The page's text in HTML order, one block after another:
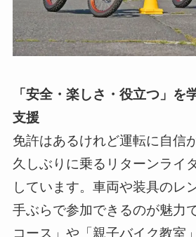
「安全・楽しさ・役立つ」を
支援
免許はあるけれど運転に自信
久しぶりに乗るリターンライ
しています。車両や装具のレ
手ぶらで参加できるのが魅力
コース」や「親子バイク教室